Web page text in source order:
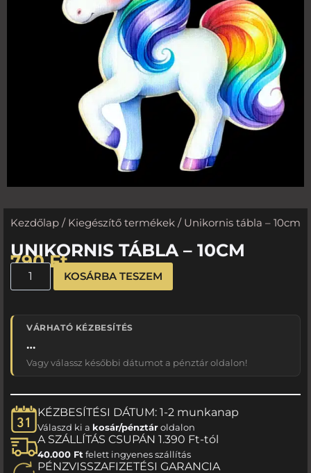
Kezdőlap / Kiegészítő termékek / Unikornis tábla – 10cm
UNIKORNIS TÁBLA – 10CM
790Ft
KOSÁRBA TESZEM
VÁRHATÓ KÉZBESÍTÉS
…
Vagy válassz későbbi dátumot a pénztár oldalon!
KÉZBESÍTÉSI DÁTUM: 1-2 munkanap
Válaszd ki a kosár/pénztároldalon
A SZÁLLÍTÁS CSUPÁN 1.390 Ft-tól
40.000 Ft felett ingyenes szállítás
PÉNZVISSZAFIZETÉSI GARANCIA